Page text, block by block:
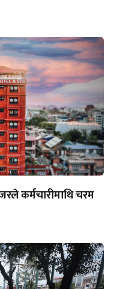
कर्मचारीमाथि चरम